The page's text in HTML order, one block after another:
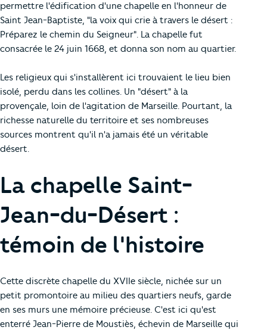
permettre l'édification d'une chapelle en l'honneur de
Saint Jean-Baptiste, "la voix qui crie à travers le désert :
Préparez le chemin du Seigneur". La chapelle fut
consacrée le 24 juin 1668, et donna son nom au quartier.
Les religieux qui s'installèrent ici trouvaient le lieu bien
isolé, perdu dans les collines. Un "désert" à la
provençale, loin de l'agitation de Marseille. Pourtant, la
richesse naturelle du territoire et ses nombreuses
sources montrent qu'il n'a jamais été un véritable
désert.
La chapelle Saint-
Jean-du-Désert :
témoin de l'histoire
Cette discrète chapelle du XVIIe siècle, nichée sur un
petit promontoire au milieu des quartiers neufs, garde
en ses murs une mémoire précieuse. C'est ici qu'est
enterré Jean-Pierre de Moustiès, échevin de Marseille qui